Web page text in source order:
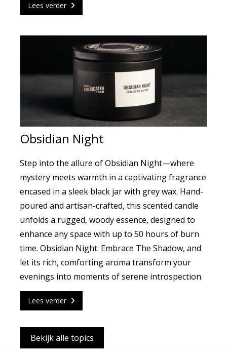
Lees verder
Obsidian Night
Step into the allure of Obsidian Night—where
mystery meets warmth in a captivating fragrance
encased in a sleek black jar with grey wax. Hand-
poured and artisan-crafted, this scented candle
unfolds a rugged, woody essence, designed to
enhance any space with up to 50 hours of burn
time. Obsidian Night: Embrace The Shadow, and
let its rich, comforting aroma transform your
evenings into moments of serene introspection.
Lees verder
Bekijk alle topics